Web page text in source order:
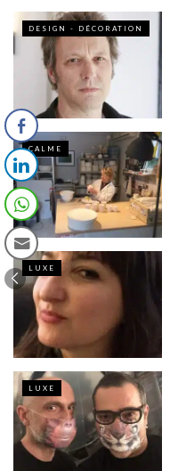
DESIGN - DÉCORATION
CALME
LUXE
LUXE